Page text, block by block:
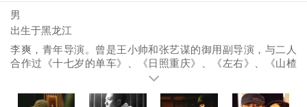
男
出生于黑龙江
李爽，青年导演。曾是王小帅和张艺谋的御用副导演，与二人
合作过《十七岁的单车》、《日照重庆》、《左右》、《山楂
树之恋》、《金陵十三钗》等多部电影作品。此外，还曾为
《少年》等电影担任第一副导演。2013年，第一次独立执导了